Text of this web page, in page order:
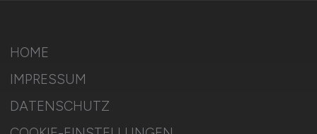
HOME
IMPRESSUM
DATENSCHUTZ